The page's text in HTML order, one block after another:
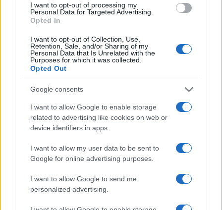
I want to opt-out of processing my
Personal Data for Targeted Advertising.
Opted In
I want to opt-out of Collection, Use,
Retention, Sale, and/or Sharing of my
Personal Data that Is Unrelated with the
Purposes for which it was collected.
Opted Out
Google consents
I want to allow Google to enable storage
related to advertising like cookies on web or
device identifiers in apps.
I want to allow my user data to be sent to
Google for online advertising purposes.
I want to allow Google to send me
personalized advertising.